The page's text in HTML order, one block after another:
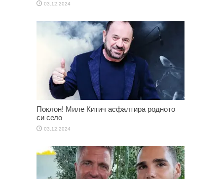
03.12.2024
Поклон! Миле Китич асфалтира родното
си село
03.12.2024